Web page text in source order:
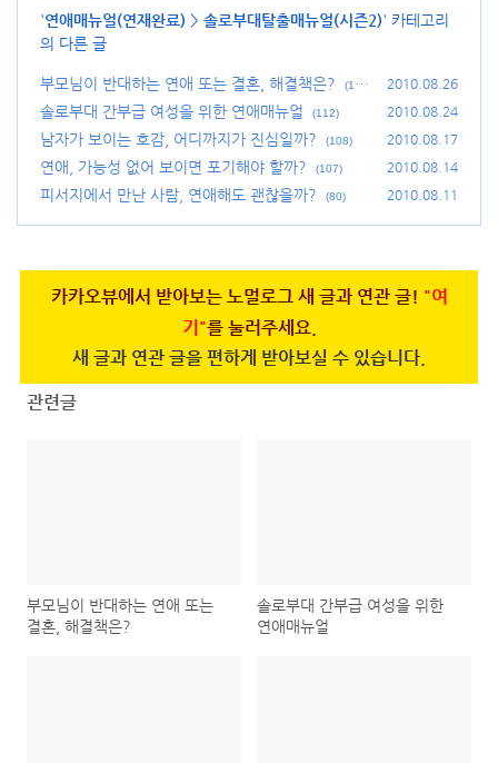
'연애매뉴얼(연재완료) > 솔로부대탈출매뉴얼(시즌2)' 카테고리
의 다른 글
부모님이 반대하는 연애 또는 결혼, 해결책은?
(13
2)
2010.08.26
솔로부대 간부급 여성을 위한 연애매뉴얼 (112) 2010.08.24
남자가 보이는 호감, 어디까지가 진심일까? (108) 2010.08.17
연애, 가능성 없어 보이면 포기해야 할까? (107) 2010.08.14
피서지에서 만난 사람, 연애해도 괜찮을까? (80) 2010.08.11
카카오뷰에서 받아보는 노멀로그 새 글과 연관 글! "여
기"를 눌러주세요.
새 글과 연관 글을 편하게 받아보실 수 있습니다.
관련글
부모님이 반대하는 연애 또는
결혼, 해결책은?
솔로부대 간부급 여성을 위한
연애매뉴얼